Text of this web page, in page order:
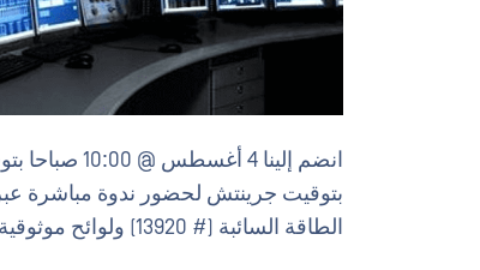
بتوقيت جرينتش لحضور ندوة مباشرة عبر
الطاقة السائبة (# 13920) ولوائح موثوقية NERC CIP الجديدة التي تدخل حيز التنفيذ في 1 أكتوبر 2020.